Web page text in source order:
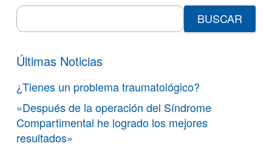
Search
for:
Últimas Noticias
¿Tienes un problema traumatológico?
«Después de la operación del Síndrome
Compartimental he logrado los mejores
resultados»